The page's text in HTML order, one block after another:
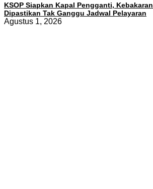
KSOP Siapkan Kapal Pengganti,
Dipastikan Tak Ganggu Jadwal Pelayaran
Agustus 1, 2026